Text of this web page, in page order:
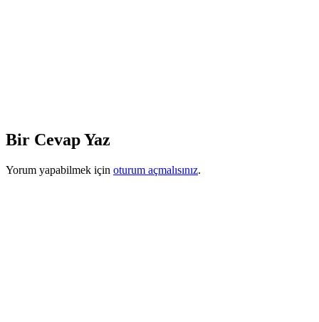
Bir Cevap Yaz
Yorum yapabilmek için oturum açmalısınız.